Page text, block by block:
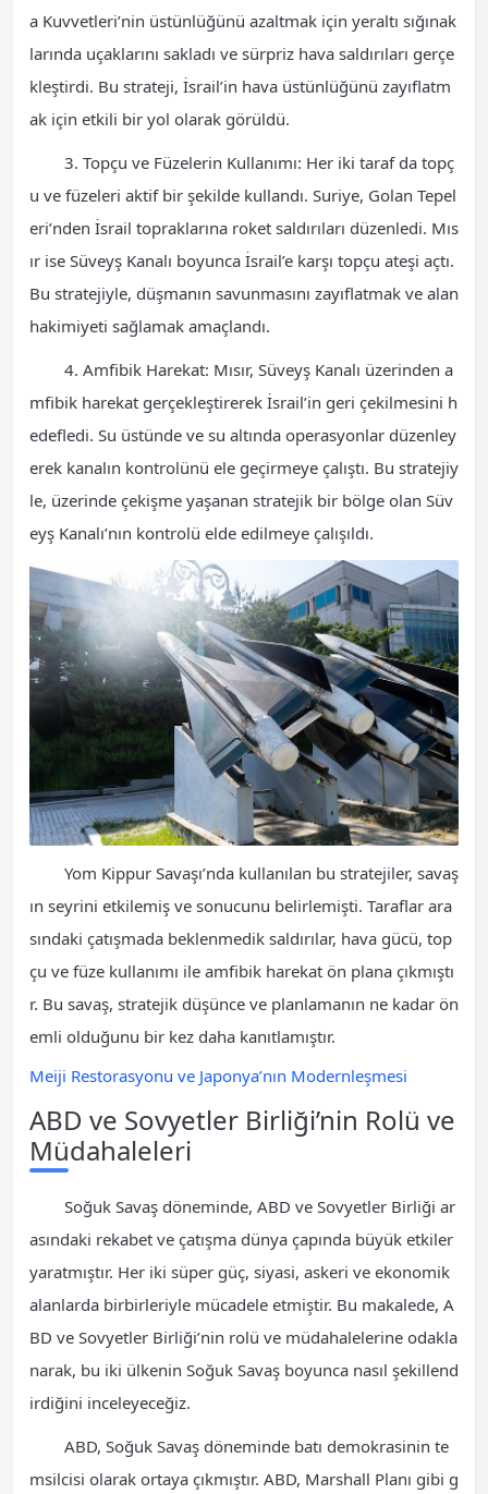
a Kuvvetleri’nin üstünlüğünü azaltmak için yeraltı sığınak
larında uçaklarını sakladı ve sürpriz hava saldırıları gerçe
kleştirdi. Bu strateji, İsrail’in hava üstünlüğünü zayıflatm
ak için etkili bir yol olarak görüldü.
3. Topçu ve Füzelerin Kullanımı: Her iki taraf da topç
u ve füzeleri aktif bir şekilde kullandı. Suriye, Golan Tepel
eri’nden İsrail topraklarına roket saldırıları düzenledi. Mıs
ır ise Süveyş Kanalı boyunca İsrail’e karşı topçu ateşi açtı.
Bu stratejiyle, düşmanın savunmasını zayıflatmak ve alan
hakimiyeti sağlamak amaçlandı.
4. Amfibik Harekat: Mısır, Süveyş Kanalı üzerinden a
mfibik harekat gerçekleştirerek İsrail’in geri çekilmesini h
edefledi. Su üstünde ve su altında operasyonlar düzenley
erek kanalın kontrolünü ele geçirmeye çalıştı. Bu stratejiy
le, üzerinde çekişme yaşanan stratejik bir bölge olan Süv
eyş Kanalı’nın kontrolü elde edilmeye çalışıldı.
Yom Kippur Savaşı’nda kullanılan bu stratejiler, savaş
ın seyrini etkilemiş ve sonucunu belirlemişti. Taraflar ara
sındaki çatışmada beklenmedik saldırılar, hava gücü, top
çu ve füze kullanımı ile amfibik harekat ön plana çıkmıştı
r. Bu savaş, stratejik düşünce ve planlamanın ne kadar ön
emli olduğunu bir kez daha kanıtlamıştır.
Meiji Restorasyonu ve Japonya’nın Modernleşmesi
ABD ve Sovyetler Birliği’nin Rolü ve
Müdahaleleri
Soğuk Savaş döneminde, ABD ve Sovyetler Birliği ar
asındaki rekabet ve çatışma dünya çapında büyük etkiler
yaratmıştır. Her iki süper güç, siyasi, askeri ve ekonomik
alanlarda birbirleriyle mücadele etmiştir. Bu makalede, A
BD ve Sovyetler Birliği’nin rolü ve müdahalelerine odakla
narak, bu iki ülkenin Soğuk Savaş boyunca nasıl şekillend
irdiğini inceleyeceğiz.
ABD, Soğuk Savaş döneminde batı demokrasinin te
msilcisi olarak ortaya çıkmıştır. ABD, Marshall Planı gibi g